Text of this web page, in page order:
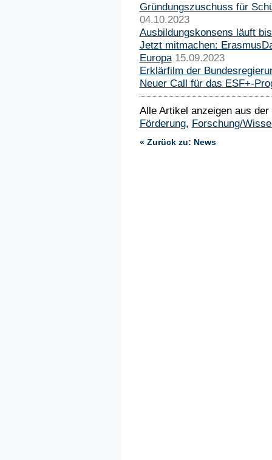
Gründungszuschuss für
04.10.2023
Ausbildungskonsens läuft
Jetzt mitmachen:
Europa 15.09.2023
Erklärfilm der
Neuer Call für das ESF+-
Alle Artikel anzeigen aus
Förderung, Forschung/
« Zurück zu: News